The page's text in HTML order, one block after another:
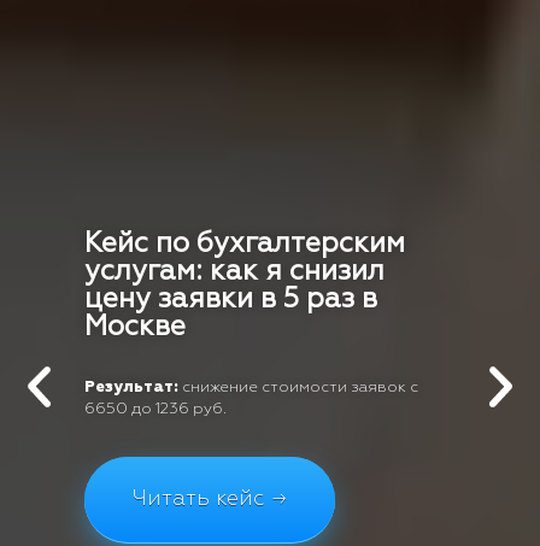
Кейс по бухгалтерским
услугам: как я снизил
цену заявки в 5 раз в
Москве
Результат: снижение стоимости заявок с
6650 до 1236 руб.
Читать кейс →